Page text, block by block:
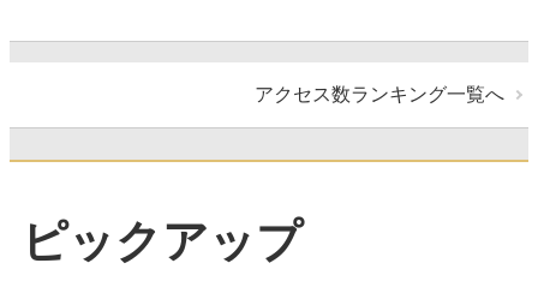
アクセス数ランキング一覧へ
ピックアップ